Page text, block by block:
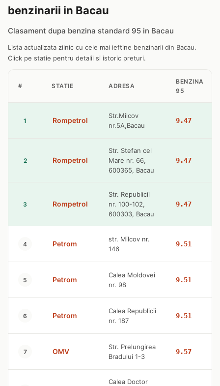
benzinarii in Bacau
Clasament dupa benzina standard 95 in Bacau
Lista actualizata zilnic cu cele mai ieftine benzinarii din Bacau.
Click pe statie pentru detalii si istoric preturi.
# STATIE ADRESA
BENZINA
95
1 Rompetrol
Str.Milcov
nr.5A,Bacau
9.47
2 Rompetrol
Str. Stefan cel
Mare nr. 66,
600365, Bacau
9.47
3 Rompetrol
Str. Republicii
nr. 100-102,
600303, Bacau
9.47
4 Petrom
str. Milcov nr.
146
9.51
5 Petrom
Calea Moldovei
nr. 98
9.51
6 Petrom
Calea Republicii
nr. 187
9.51
7 OMV
Str. Prelungirea
Bradului 1-3
9.57
Calea Doctor